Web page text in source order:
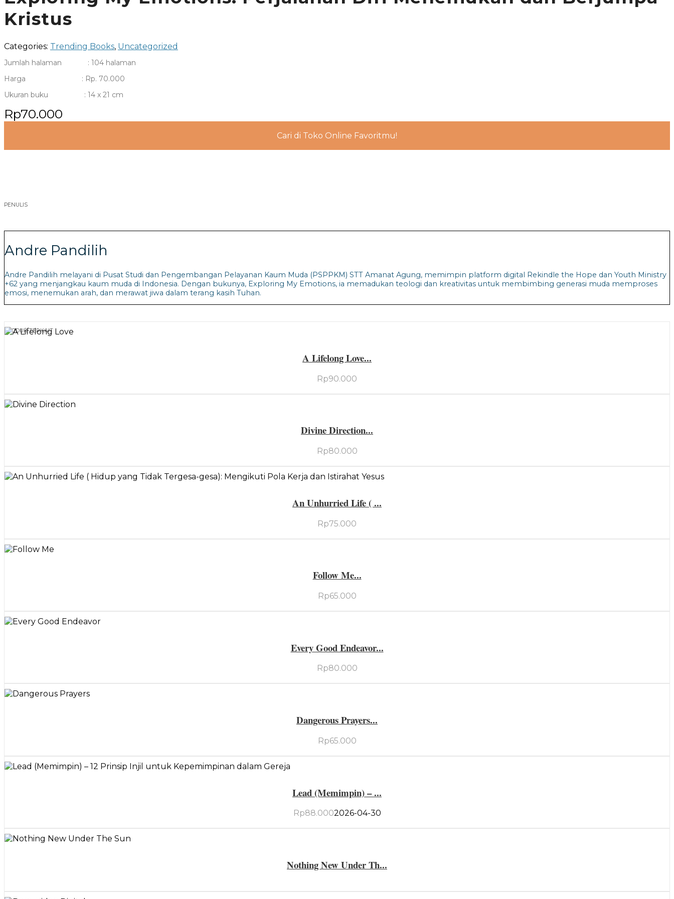
Kristus
Categories: Trending Books, Uncategorized
Jumlah halaman : 104 halaman
Harga : Rp. 70.000
Ukuran buku : 14 x 21 cm
Rp70.000
Cari di Toko Online Favoritmu!
PENULIS
Andre Pandilih
Andre Pandilih melayani di Pusat Studi dan Pengembangan Pelayanan Kaum Muda (PSPPKM) STT Amanat Agung, memimpin platform digital Rekindle the Hope dan Youth Ministry
+62 yang menjangkau kaum muda di Indonesia. Dengan bukunya, Exploring My Emotions, ia memadukan teologi dan kreativitas untuk membimbing generasi muda memproses
emosi, menemukan arah, dan merawat jiwa dalam terang kasih Tuhan.
PRODUK TERKAIT
A Lifelong Love...
Rp90.000
Divine Direction...
Rp80.000
An Unhurried Life ( ...
Rp75.000
Follow Me...
Rp65.000
Every Good Endeavor...
Rp80.000
Dangerous Prayers...
Rp65.000
Lead (Memimpin) – ...
Rp88.0002026-04-30
Nothing New Under Th...